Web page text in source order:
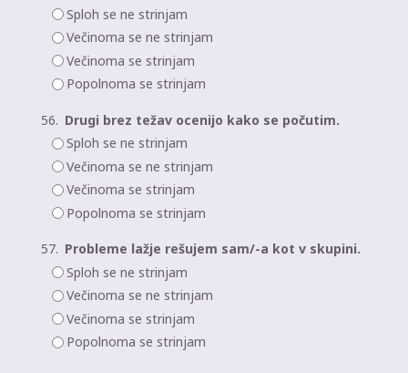
Sploh se ne strinjam
Večinoma se ne strinjam
Večinoma se strinjam
Popolnoma se strinjam
56. Drugi brez težav ocenijo kako se počutim.
Sploh se ne strinjam
Večinoma se ne strinjam
Večinoma se strinjam
Popolnoma se strinjam
57. Probleme lažje rešujem sam/-a kot v skupini.
Sploh se ne strinjam
Večinoma se ne strinjam
Večinoma se strinjam
Popolnoma se strinjam